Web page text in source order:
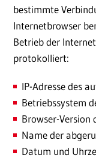
bestimmte
Internetbrowser
Betrieb der
protokolliert:
IP-Adresse des
Betriebssystem
Browser-Version
Name der
Datum und